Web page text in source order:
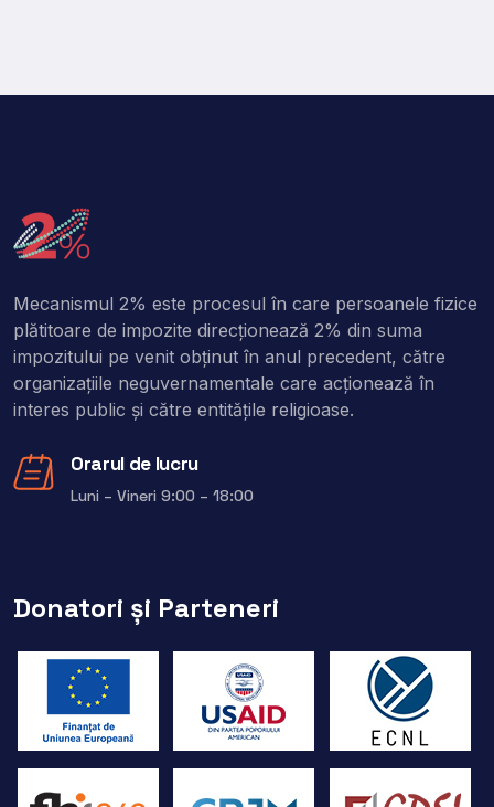
Mecanismul 2% este procesul în care persoanele fizice
plătitoare de impozite direcţionează 2% din suma
impozitului pe venit obţinut în anul precedent, către
organizaţiile neguvernamentale care acţionează în
interes public şi către entitățile religioase.
Orarul de lucru
Luni – Vineri 9:00 – 18:00
Donatori și Parteneri